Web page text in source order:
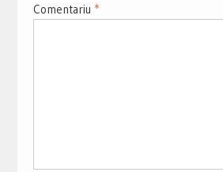
Comentariu *